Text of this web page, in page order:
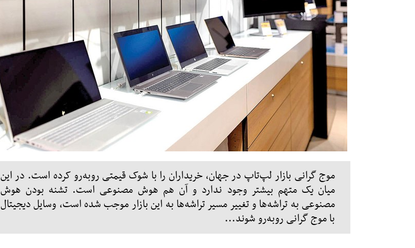
موج گرانی بازار لپ‌‌تاپ در جهان، خریداران را با شوک قیمتی روبه‌رو کرده است. در این
میان یک متهم بیشتر وجود ندارد و آن هم هوش مصنوعی است. تشنه بودن هوش
مصنوعی به تراشه‌ها و تغییر مسیر تراشه‌ها به این بازار موجب شده است، وسایل دیجیتال
با موج گرانی روبه‌رو شوند...